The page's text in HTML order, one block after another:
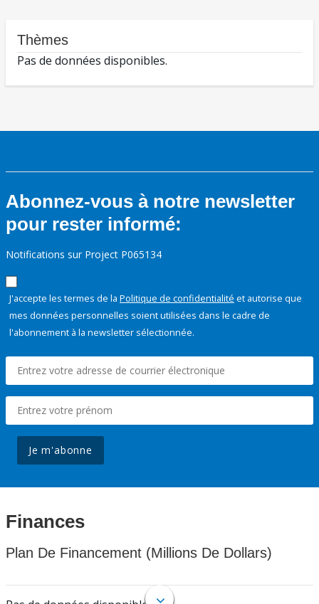
Thèmes
Pas de données disponibles.
Abonnez-vous à notre newsletter
pour rester informé:
Notifications sur Project P065134
J'accepte les termes de la Politique de confidentialité et autorise que
mes données personnelles soient utilisées dans le cadre de
l'abonnement à la newsletter sélectionnée.
Je m'abonne
Finances
Plan De Financement (Millions De Dollars)